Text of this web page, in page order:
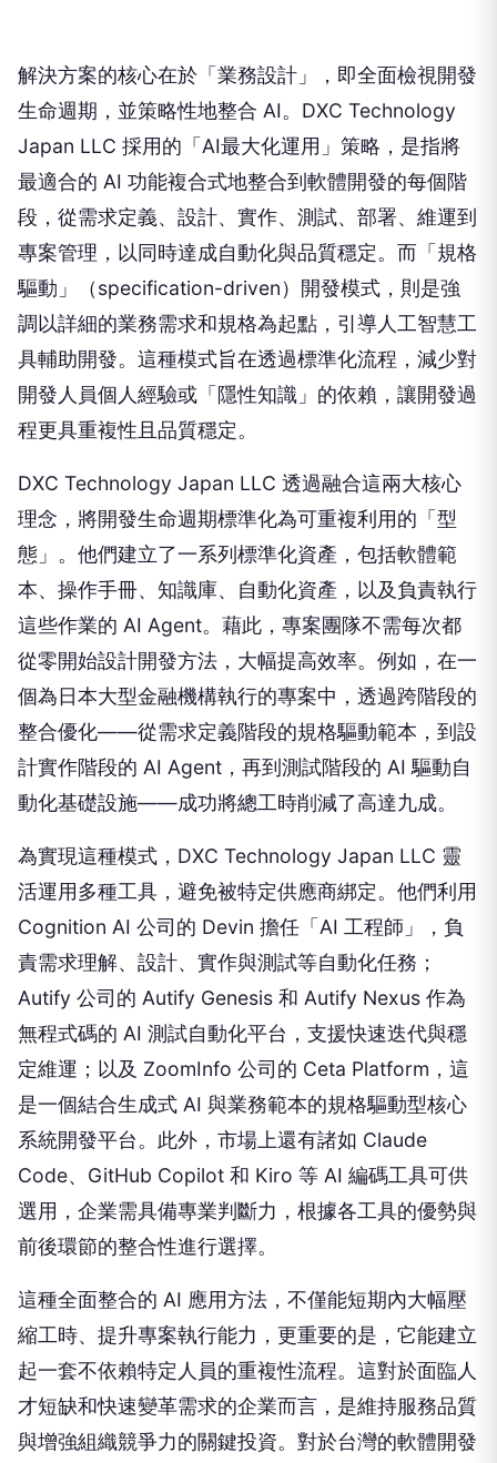
解決方案的核心在於「業務設計」，即全面檢視開發
生命週期，並策略性地整合 AI。DXC Technology
Japan LLC 採用的「AI最大化運用」策略，是指將
最適合的 AI 功能複合式地整合到軟體開發的每個階
段，從需求定義、設計、實作、測試、部署、維運到
專案管理，以同時達成自動化與品質穩定。而「規格
驅動」（specification-driven）開發模式，則是強
調以詳細的業務需求和規格為起點，引導人工智慧工
具輔助開發。這種模式旨在透過標準化流程，減少對
開發人員個人經驗或「隱性知識」的依賴，讓開發過
程更具重複性且品質穩定。
DXC Technology Japan LLC 透過融合這兩大核心
理念，將開發生命週期標準化為可重複利用的「型
態」。他們建立了一系列標準化資產，包括軟體範
本、操作手冊、知識庫、自動化資產，以及負責執行
這些作業的 AI Agent。藉此，專案團隊不需每次都
從零開始設計開發方法，大幅提高效率。例如，在一
個為日本大型金融機構執行的專案中，透過跨階段的
整合優化——從需求定義階段的規格驅動範本，到設
計實作階段的 AI Agent，再到測試階段的 AI 驅動自
動化基礎設施——成功將總工時削減了高達九成。
為實現這種模式，DXC Technology Japan LLC 靈
活運用多種工具，避免被特定供應商綁定。他們利用
Cognition AI 公司的 Devin 擔任「AI 工程師」，負
責需求理解、設計、實作與測試等自動化任務；
Autify 公司的 Autify Genesis 和 Autify Nexus 作為
無程式碼的 AI 測試自動化平台，支援快速迭代與穩
定維運；以及 ZoomInfo 公司的 Ceta Platform，這
是一個結合生成式 AI 與業務範本的規格驅動型核心
系統開發平台。此外，市場上還有諸如 Claude
Code、GitHub Copilot 和 Kiro 等 AI 編碼工具可供
選用，企業需具備專業判斷力，根據各工具的優勢與
前後環節的整合性進行選擇。
這種全面整合的 AI 應用方法，不僅能短期內大幅壓
縮工時、提升專案執行能力，更重要的是，它能建立
起一套不依賴特定人員的重複性流程。這對於面臨人
才短缺和快速變革需求的企業而言，是維持服務品質
與增強組織競爭力的關鍵投資。對於台灣的軟體開發